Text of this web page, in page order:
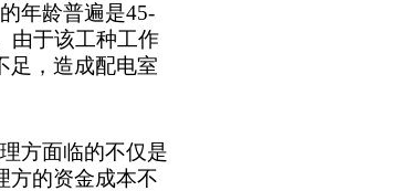
年龄普遍是45-
由于该工种工作
足，造成配电室
方面临的不仅是
方的资金成本不